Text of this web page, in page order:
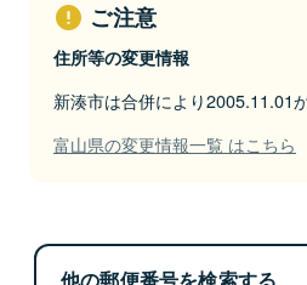
ご注意
住所等の変更情報
新湊市は合併により2005.11.01
富山県の変更情報一覧 はこちら
他の郵便番号を検索する